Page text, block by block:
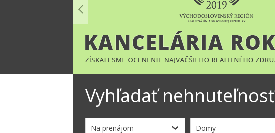
Vyhľadať nehnuteľnosť
Na prenájom Domy